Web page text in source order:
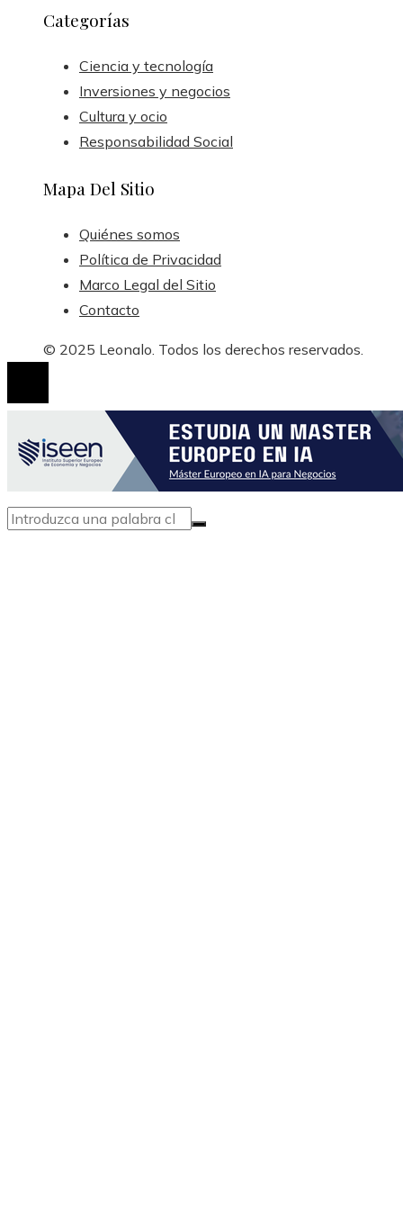
Categorías
Ciencia y tecnología
Inversiones y negocios
Cultura y ocio
Responsabilidad Social
Mapa Del Sitio
Quiénes somos
Política de Privacidad
Marco Legal del Sitio
Contacto
© 2025 Leonalo. Todos los derechos reservados.